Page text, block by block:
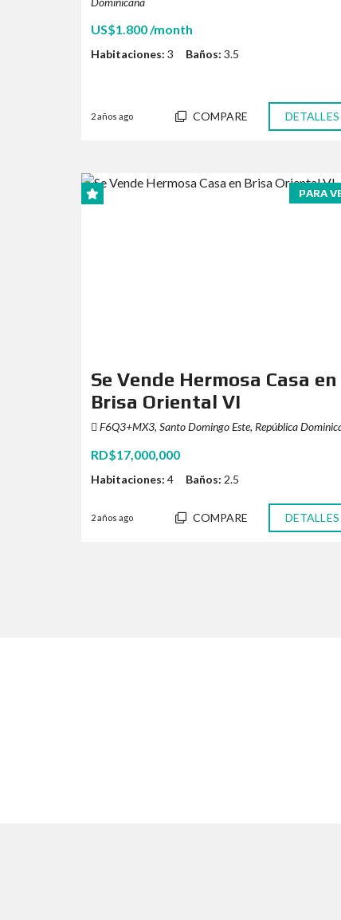
US$1.800 /month
Habitaciones: 3 Baños: 3.5
2 años ago COMPARE DETALLES
PARA
Se Vende Hermosa Casa en
Brisa Oriental VI
F6Q3+MX3, Santo Domingo Este, República
RD$17,000,000
Habitaciones: 4 Baños: 2.5
2 años ago COMPARE DETALLES